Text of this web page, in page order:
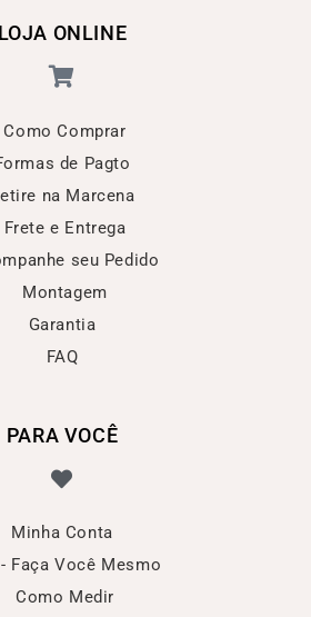
LOJA ONLINE
Como Comprar
de Pagto
na Marcena
Frete e Entrega
seu Pedido
Montagem
Garantia
FAQ
PARA VOCÊ
Minha Conta
- Faça Você Mesmo
Como Medir